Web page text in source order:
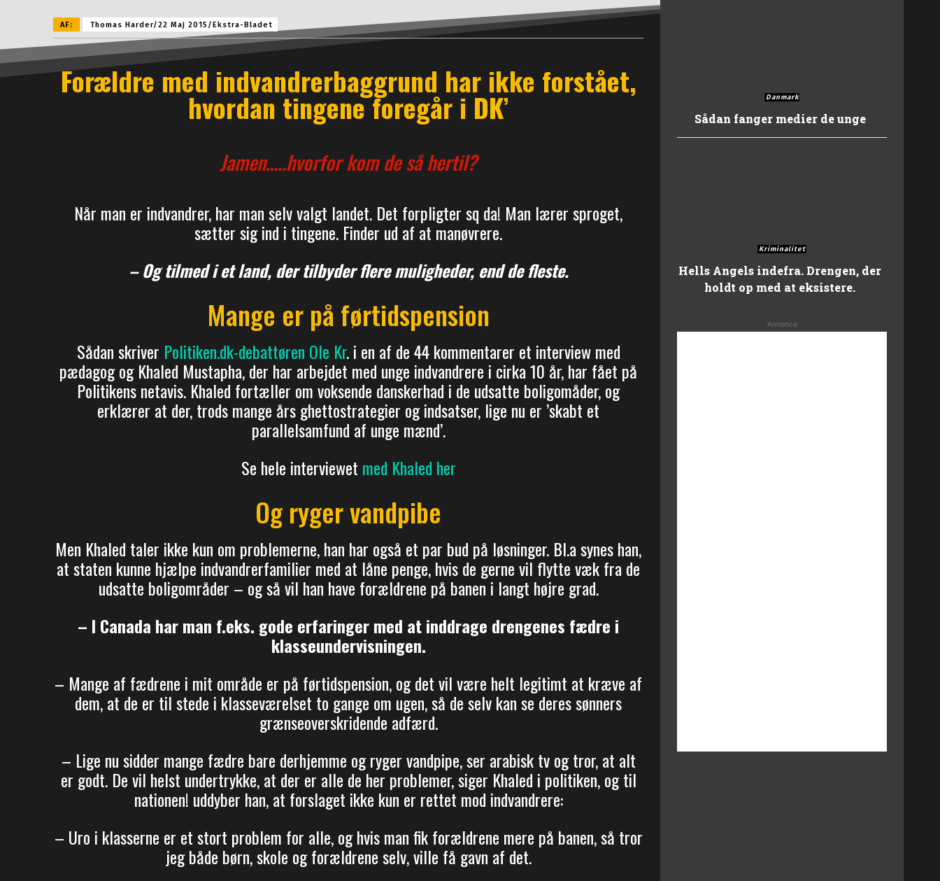
AF: Thomas Harder/22 Maj 2015/Ekstra-Bladet
Forældre med indvandrerbaggrund har ikke forstået,
hvordan tingene foregår i DK’
Jamen…..hvorfor kom de så hertil?
Når man er indvandrer, har man selv valgt landet. Det forpligter sq da! Man lærer sproget,
sætter sig ind i tingene. Finder ud af at manøvrere.
– Og tilmed i et land, der tilbyder flere muligheder, end de fleste.
Mange er på førtidspension
Sådan skriver Politiken.dk-debattøren Ole Kr. i en af de 44 kommentarer et interview med
pædagog og Khaled Mustapha, der har arbejdet med unge indvandrere i cirka 10 år, har fået på
Politikens netavis. Khaled fortæller om voksende danskerhad i de udsatte boligomåder, og
erklærer at der, trods mange års ghettostrategier og indsatser, lige nu er ’skabt et
parallelsamfund af unge mænd’.
Se hele interviewet med Khaled her
Og ryger vandpibe
Men Khaled taler ikke kun om problemerne, han har også et par bud på løsninger. Bl.a synes han,
at staten kunne hjælpe indvandrerfamilier med at låne penge, hvis de gerne vil flytte væk fra de
udsatte boligområder – og så vil han have forældrene på banen i langt højre grad.
– I Canada har man f.eks. gode erfaringer med at inddrage drengenes fædre i
klasseundervisningen.
– Mange af fædrene i mit område er på førtidspension, og det vil være helt legitimt at kræve af
dem, at de er til stede i klasseværelset to gange om ugen, så de selv kan se deres sønners
grænseoverskridende adfærd.
– Lige nu sidder mange fædre bare derhjemme og ryger vandpipe, ser arabisk tv og tror, at alt
er godt. De vil helst undertrykke, at der er alle de her problemer, siger Khaled i politiken, og til
nationen! uddyber han, at forslaget ikke kun er rettet mod indvandrere:
– Uro i klasserne er et stort problem for alle, og hvis man fik forældrene mere på banen, så tror
jeg både børn, skole og forældrene selv, ville få gavn af det.
Danmark
Sådan fanger medier de unge
Kriminalitet
Hells Angels indefra. Drengen, der
holdt op med at eksistere.
Annonce